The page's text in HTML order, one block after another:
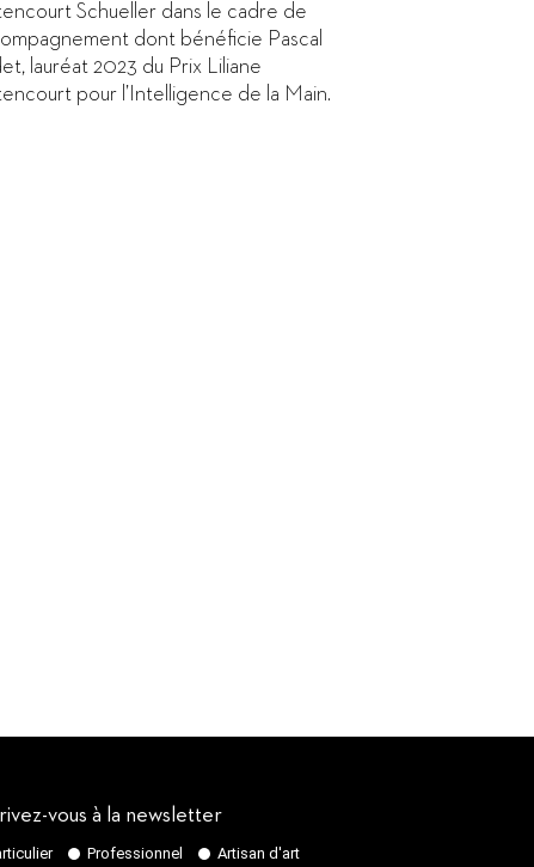
Schueller dans le cadre de
dont bénéficie Pascal
lauréat 2023 du Prix Liliane
pour l’Intelligence de la Main.
vous à la newsletter